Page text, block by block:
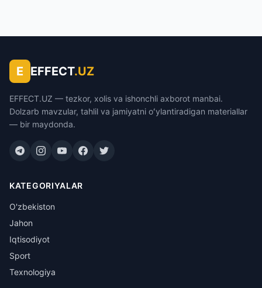
E EFFECT.UZ
EFFECT.UZ — tezkor, xolis va ishonchli axborot manbai.
Dolzarb mavzular, tahlil va jamiyatni oʻylantiradigan materiallar
— bir maydonda.
KATEGORIYALAR
O'zbekiston
Jahon
Iqtisodiyot
Sport
Texnologiya